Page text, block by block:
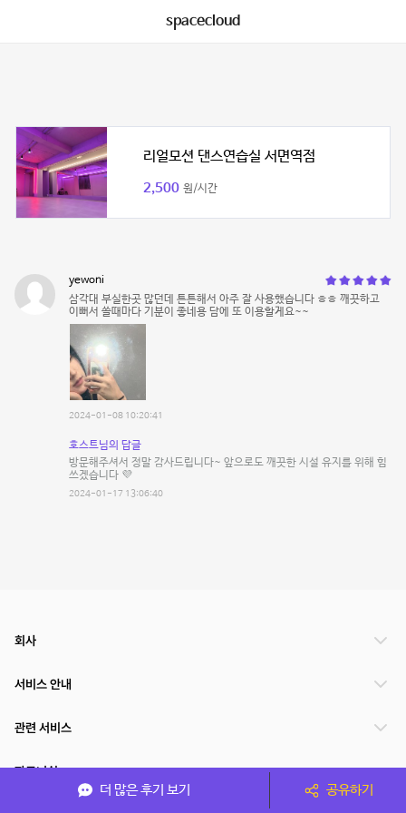
spacecloud
리얼모션 댄스연습실 서면역점
2,500 원/시간
yewoni
삼각대 부실한곳 많던데 튼튼해서 아주 잘 사용했습니다 ㅎㅎ 깨끗하고
이뻐서 쓸때마다 기분이 좋네용 담에 또 이용할게요~~
2024-01-08 10:20:41
호스트님의 답글
방문해주셔서 정말 감사드립니다~ 앞으로도 깨끗한 시설 유지를 위해 힘
쓰겠습니다 💜
2024-01-17 13:06:40
더 많은 후기 보기 공유하기
회사
서비스 안내
관련 서비스
파트너쉽